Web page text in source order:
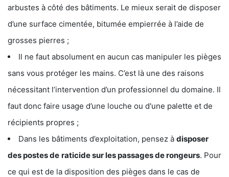
arbustes à côté des bâtiments. Le mieux serait de disposer
d’une surface cimentée, bitumée empierrée à l’aide de
grosses pierres ;
Il ne faut absolument en aucun cas manipuler les pièges
sans vous protéger les mains. C’est là une des raisons
nécessitant l’intervention d’un professionnel du domaine. Il
faut donc faire usage d’une louche ou d'une palette et de
récipients propres ;
Dans les bâtiments d’exploitation, pensez à disposer
des postes de raticide sur les passages de rongeurs. Pour
ce qui est de la disposition des pièges dans le cas de